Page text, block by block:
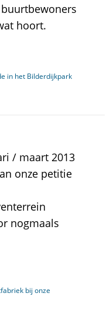
hoort.
in het Bilderdijkpark
/ maart 2013
onze petitie
nogmaals
bij onze